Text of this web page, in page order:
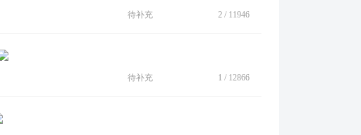
待补充 2 / 11946
待补充 1 / 12866